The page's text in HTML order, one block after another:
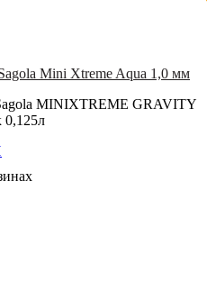
Mini Xtreme Aqua 1,0 мм
MINIXTREME GRAVITY
0,125л